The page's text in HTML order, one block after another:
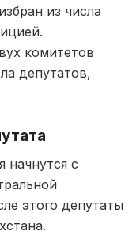
из числа
комитетов
депутатов,
начнутся с
этого депутаты